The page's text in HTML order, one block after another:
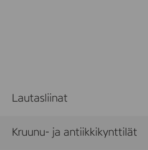
Lautasliinat
Kruunu- ja antiikkikynttilät